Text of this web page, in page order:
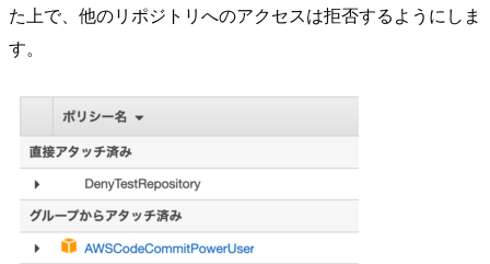
た上で、他のリポジトリへのアクセスは拒否するようにしま
す。